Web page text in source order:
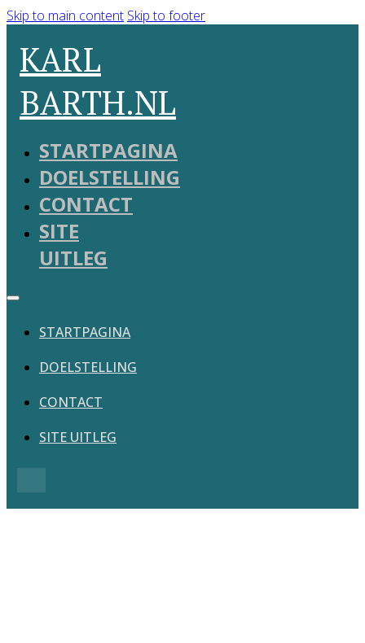
Skip to main content Skip to footer
KARL
BARTH.NL
STARTPAGINA
DOELSTELLING
CONTACT
SITE
UITLEG
STARTPAGINA
DOELSTELLING
CONTACT
SITE UITLEG